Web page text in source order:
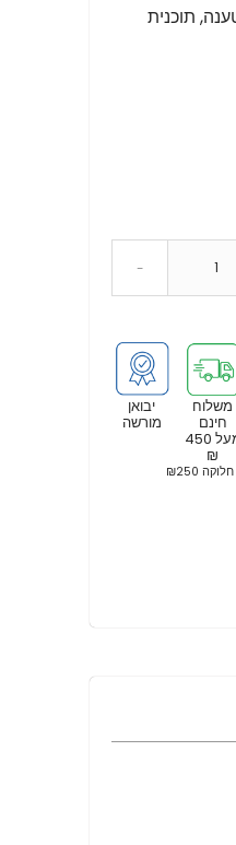
תוכנית
-
יבואן
מורשה
משלוח
חינם
מעל 450
₪
₪250